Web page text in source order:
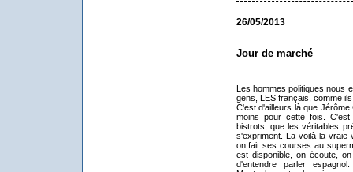
26/05/2013
Jour de marché
Les hommes politiques nous
gens, LES français, comme
C'est d'ailleurs là que
moins pour cette fois.
bistrots, que les véritables
s'expriment. La voilà la vraie
on fait ses courses au
est disponible, on écoute,
d'entendre parler